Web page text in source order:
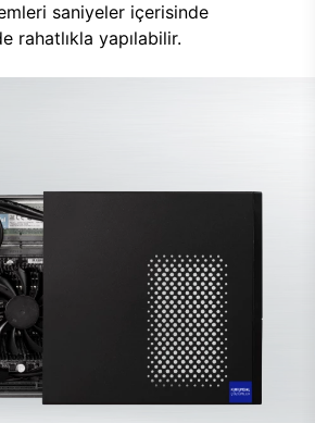
saniyeler içerisinde
rahatlıkla yapılabilir.